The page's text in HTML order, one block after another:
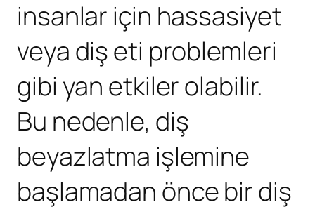
insanlar için hassasiyet
veya diş eti problemleri
gibi yan etkiler olabilir.
Bu nedenle, diş
beyazlatma işlemine
başlamadan önce bir diş